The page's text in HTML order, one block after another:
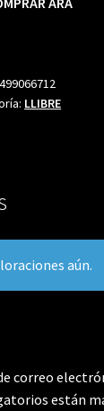
LLIBRE
aún.
correo
están